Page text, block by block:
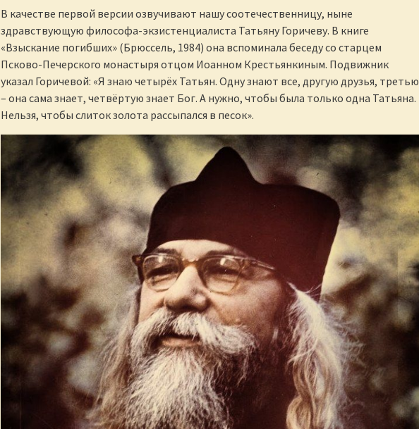
В качестве первой версии озвучивают нашу соотечественницу, ныне
здравствующую философа-экзистенциалиста Татьяну Горичеву. В книге
«Взыскание погибших» (Брюссель, 1984) она вспоминала беседу со старцем
Псково-Печерского монастыря отцом Иоанном Крестьянкиным. Подвижник
указал Горичевой: «Я знаю четырёх Татьян. Одну знают все, другую друзья, третью
– она сама знает, четвёртую знает Бог. А нужно, чтобы была только одна Татьяна.
Нельзя, чтобы слиток золота рассыпался в песок».